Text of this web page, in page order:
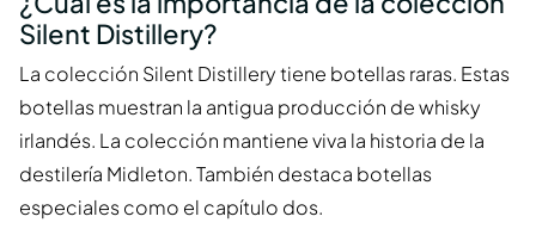
Silent Distillery?
La colección Silent Distillery tiene botellas raras. Estas
botellas muestran la antigua producción de whisky
irlandés. La colección mantiene viva la historia de la
destilería Midleton. También destaca botellas
especiales como el capítulo dos.